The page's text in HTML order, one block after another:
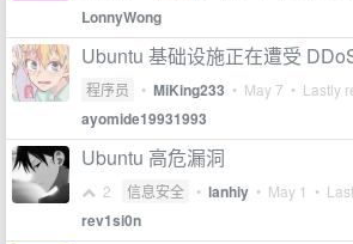
LonnyWong
Ubuntu 基础设施正在遭受
程序员 • MiKing233 • May 7 • Lastly
ayomide19931993
Ubuntu 高危漏洞
2 信息安全 • lanhiy • May 1 •
rev1si0n